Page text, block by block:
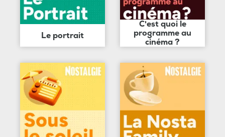
Le portrait
C'est quoi le
programme au
cinéma ?